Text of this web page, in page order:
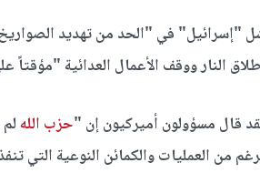
"إسرائيل" في "الحد من تهديد
النار ووقف الأعمال العدائية "مؤقتاً
قال مسؤولون أميركيون إن "حزب الله
من العمليات والكمائن النوعية التي